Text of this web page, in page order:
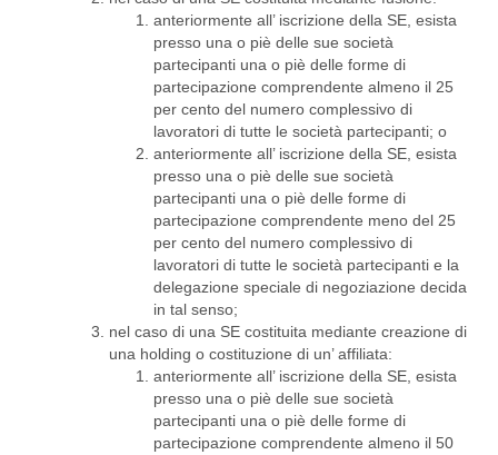
anteriormente all’ iscrizione della SE, esista
presso una o piè delle sue società
partecipanti una o piè delle forme di
partecipazione comprendente almeno il 25
per cento del numero complessivo di
lavoratori di tutte le società partecipanti; o
anteriormente all’ iscrizione della SE, esista
presso una o piè delle sue società
partecipanti una o piè delle forme di
partecipazione comprendente meno del 25
per cento del numero complessivo di
lavoratori di tutte le società partecipanti e la
delegazione speciale di negoziazione decida
in tal senso;
nel caso di una SE costituita mediante creazione di
una holding o costituzione di un’ affiliata:
anteriormente all’ iscrizione della SE, esista
presso una o piè delle sue società
partecipanti una o piè delle forme di
partecipazione comprendente almeno il 50